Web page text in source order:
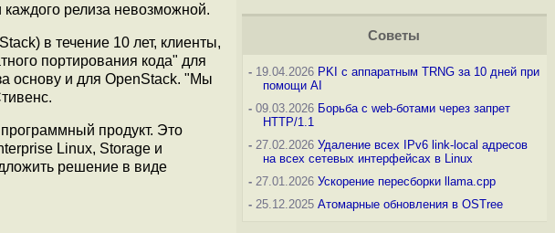
релиза невозможной.
в течение 10 лет, клиенты,
портирования кода" для
основу и для OpenStack. "Мы
продукт. Это
Linux, Storage и
решение в виде
Советы
-19.04.2026 PKI с аппаратным TRNG за 10 дней при
помощи AI
-09.03.2026 Борьба с web-ботами через запрет
HTTP/1.1
-27.02.2026 Удаление всех IPv6 link-local адресов
на всех сетевых интерфейсах в Linux
-27.01.2026 Ускорение пересборки llama.cpp
-25.12.2025 Атомарные обновления в OSTree